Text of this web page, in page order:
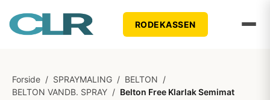
RODEKASSEN
Forside / SPRAYMALING / BELTON /
BELTON VANDB. SPRAY / Belton Free Klarlak Semimat